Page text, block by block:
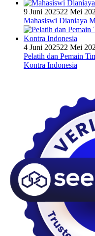
9 Juni 202522 Mei
Mahasiswi Dianiaya
4 Juni 202522 Mei
Pelatih dan Pemain
Kontra Indonesia